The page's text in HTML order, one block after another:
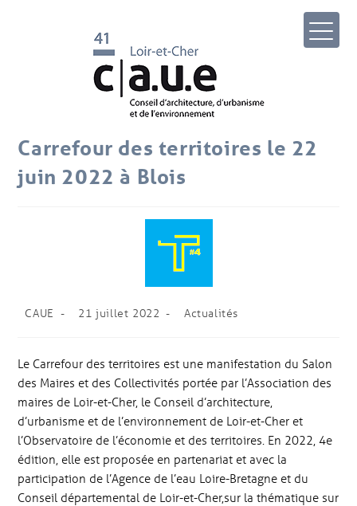
Carrefour des territoires le 22
juin 2022 à Blois
CAUE 21 juillet 2022 Actualités
Le Carrefour des territoires est une manifestation du Salon
des Maires et des Collectivités portée par l’Association des
maires de Loir-et-Cher, le Conseil d’architecture,
d’urbanisme et de l’environnement de Loir-et-Cher et
l’Observatoire de l’économie et des territoires. En 2022, 4e
édition, elle est proposée en partenariat et avec la
participation de l’Agence de l’eau Loire-Bretagne et du
Conseil départemental de Loir-et-Cher,sur la thématique sur